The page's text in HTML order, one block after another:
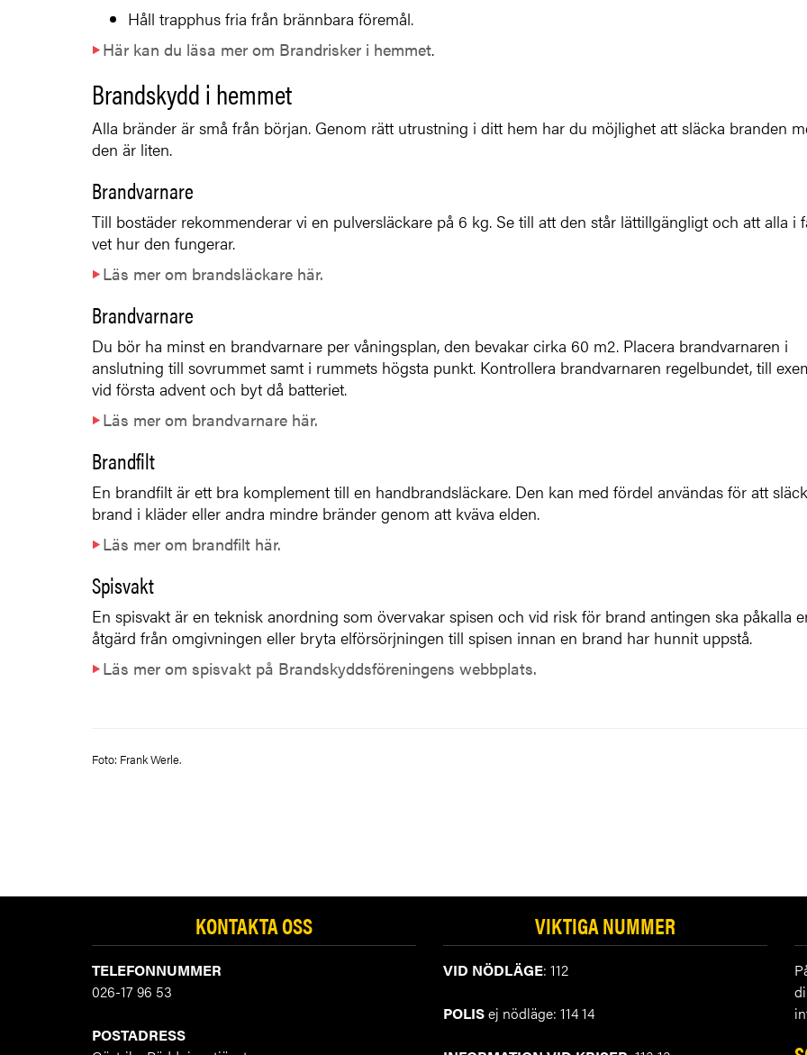
Håll trapphus fria från brännbara föremål.
Här kan du läsa mer om Brandrisker i hemmet.
Brandskydd i hemmet
Alla bränder är små från början. Genom rätt utrustning i ditt hem har du möjlighet att släcka branden
den är liten.
Brandvarnare
Till bostäder rekommenderar vi en pulversläckare på 6 kg. Se till att den står lättillgängligt och att alla i
vet hur den fungerar.
Läs mer om brandsläckare här.
Brandvarnare
Du bör ha minst en brandvarnare per våningsplan, den bevakar cirka 60 m2. Placera brandvarnaren i
anslutning till sovrummet samt i rummets högsta punkt. Kontrollera brandvarnaren regelbundet, till
vid första advent och byt då batteriet.
Läs mer om brandvarnare här.
Brandfilt
En brandfilt är ett bra komplement till en handbrandsläckare. Den kan med fördel användas för att
brand i kläder eller andra mindre bränder genom att kväva elden.
Läs mer om brandfilt här.
Spisvakt
En spisvakt är en teknisk anordning som övervakar spisen och vid risk för brand antingen ska påkalla
åtgärd från omgivningen eller bryta elförsörjningen till spisen innan en brand har hunnit uppstå.
Läs mer om spisvakt på Brandskyddsföreningens webbplats.
Foto: Frank Werle.
KONTAKTA OSS
TELEFONNUMMER
026-17 96 53
POSTADRESS
VIKTIGA NUMMER
VID NÖDLÄGE: 112
POLISej nödläge: 114 14